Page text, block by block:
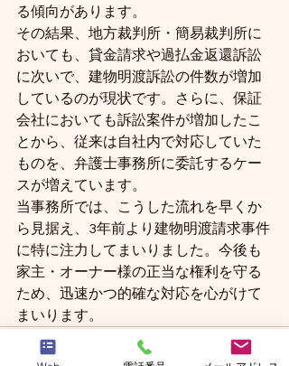
る傾向があります。
その結果、地方裁判所・簡易裁判所に
おいても、貸金請求や過払金返還訴訟
に次いで、建物明渡訴訟の件数が増加
しているのが現状です。さらに、保証
会社においても訴訟案件が増加したこ
とから、従来は自社内で対応していた
ものを、弁護士事務所に委託するケー
スが増えています。
当事務所では、こうした流れを早くか
ら見据え、3年前より建物明渡請求事件
に特に注力してまいりました。今後も
家主・オーナー様の正当な権利を守る
ため、迅速かつ的確な対応を心がけて
まいります。